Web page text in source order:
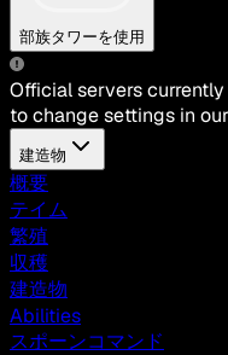
部族タワーを使用
Official servers
to change settings in
建造物
概要
テイム
繁殖
収穫
建造物
Abilities
スポーンコマンド